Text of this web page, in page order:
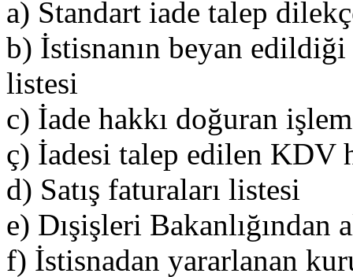
a) Standart iade talep
b) İstisnanın beyan
listesi
c) İade hakkı doğuran
ç) İadesi talep edilen KDV
d) Satış faturaları listesi
e) Dışişleri Bakanlığından
f) İstisnadan yararlanan